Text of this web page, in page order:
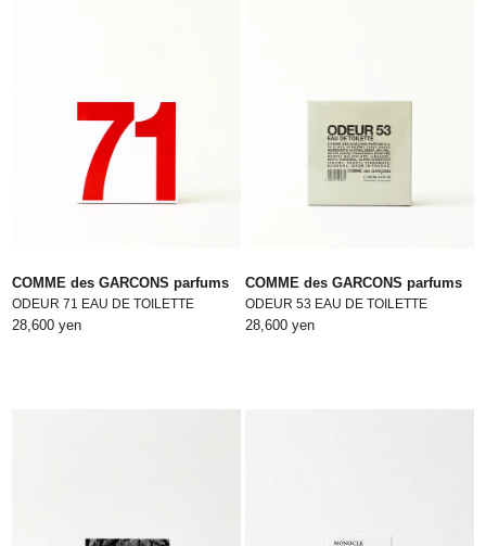
COMME des GARCONS parfums
ODEUR 71 EAU DE TOILETTE
28,600 yen
COMME des GARCONS parfums
ODEUR 53 EAU DE TOILETTE
28,600 yen